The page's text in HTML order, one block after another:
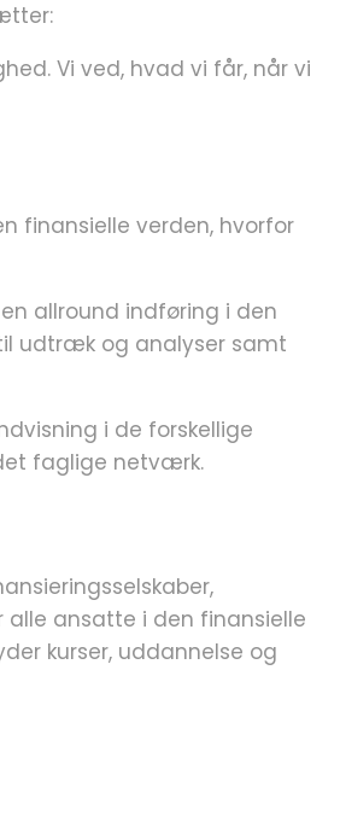
Vi ved, hvad vi får, når vi
finansielle verden, hvorfor
allround indføring i den
udtræk og analyser samt
i de forskellige
faglige netværk.
ansatte i den finansielle
kurser, uddannelse og